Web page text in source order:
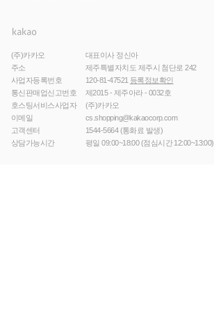
(주)카카오
대표이사 정신아
주소
제주특별자치도 제주시 첨단로 242
사업자등록번호
120-81-47521 등록정보확인
통신판매업신고번호
제2015 - 제주아라 - 0032호
호스팅서비스사업자
(주)카카오
이메일
cs.shopping@kakaocorp.com
고객센터
1544-5664(통화료 발생)
상담가능시간
평일 09:00~18:00 (점심시간 12:00~13:00)